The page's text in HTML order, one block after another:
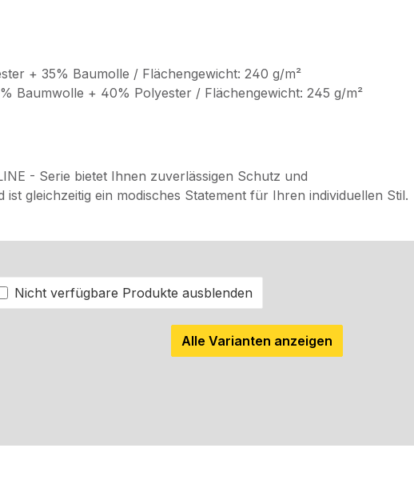
+ 35% Baumolle / Flächengewicht: 240 g/m²
Baumwolle + 40% Polyester / Flächengewicht: 245 g/m²
- Serie bietet Ihnen zuverlässigen Schutz und
gleichzeitig ein modisches Statement für Ihren individuellen Stil.
Nicht verfügbare Produkte ausblenden
Alle Varianten anzeigen